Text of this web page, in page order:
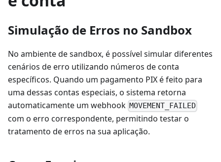
Simulação de Erros no Sandbox
No ambiente de sandbox, é possível simular diferentes
cenários de erro utilizando números de conta
específicos. Quando um pagamento PIX é feito para
uma dessas contas especiais, o sistema retorna
automaticamente um webhook MOVEMENT_FAILED
com o erro correspondente, permitindo testar o
tratamento de erros na sua aplicação.